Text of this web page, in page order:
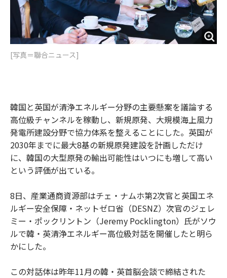
[写真＝聯合ニュース]
韓国と英国が清浄エネルギー分野の主要懸案を議論する
高位級チャンネルを稼動し、新規原発、大規模海上風力
発電所建設分野で協力体系を整えることにした。英国が
2030年までに最大8基の新規原発建設を計画しただけ
に、韓国の大型原発の輸出可能性はいつにも増して高い
という評価が出ている。
8日、産業通商資源部はチェ・ナムホ第2次官と英国エネ
ルギー安全保障・ネットゼロ省（DESNZ）次官のジェレ
ミー・ポックリントン（Jeremy Pocklington）氏がソウ
ルで韓・英清浄エネルギー高位級対話を開催したと明ら
かにした。
この対話体は昨年11月の韓・英首脳会談で締結された